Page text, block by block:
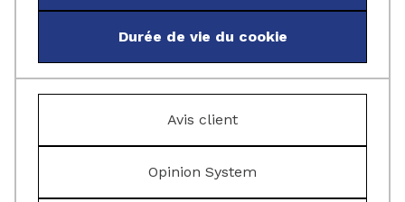
Durée de vie du cookie
Avis client
Opinion System